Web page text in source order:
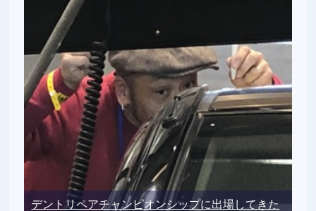
デントリペアチャンピオンシップに出場してきた